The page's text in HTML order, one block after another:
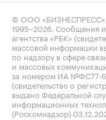
© ООО
1995–2026 . Сообщения
агентства «РБК»
массовой информации
по надзору в сфере
и массовых
за номером ИА №ФС77-
(свидетельство о
выдано Федеральной
информационных
(Роскомнадзор)